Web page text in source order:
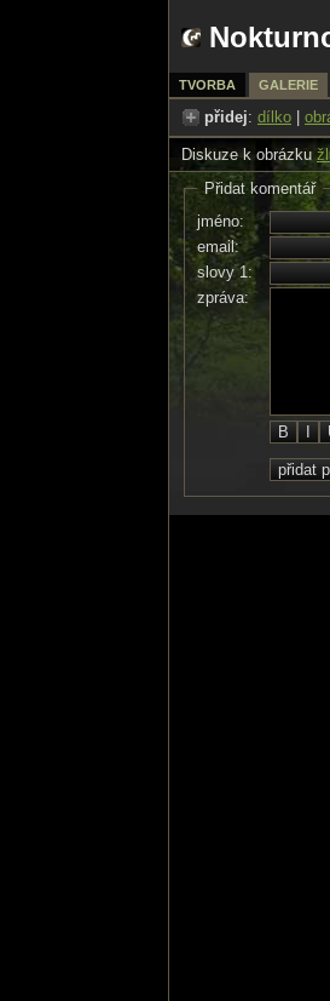
TVORBA GALERIE
přidej: dílko
Diskuze k obrázku
Přidat komentář
jméno:
email:
slovy 1:
zpráva: